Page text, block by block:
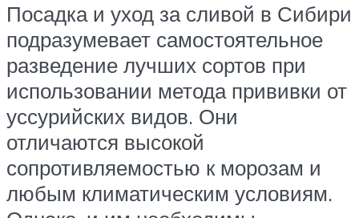
Посадка и уход за сливой в Сибири
подразумевает самостоятельное
разведение лучших сортов при
использовании метода прививки от
уссурийских видов. Они
отличаются высокой
сопротивляемостью к морозам и
любым климатическим условиям.